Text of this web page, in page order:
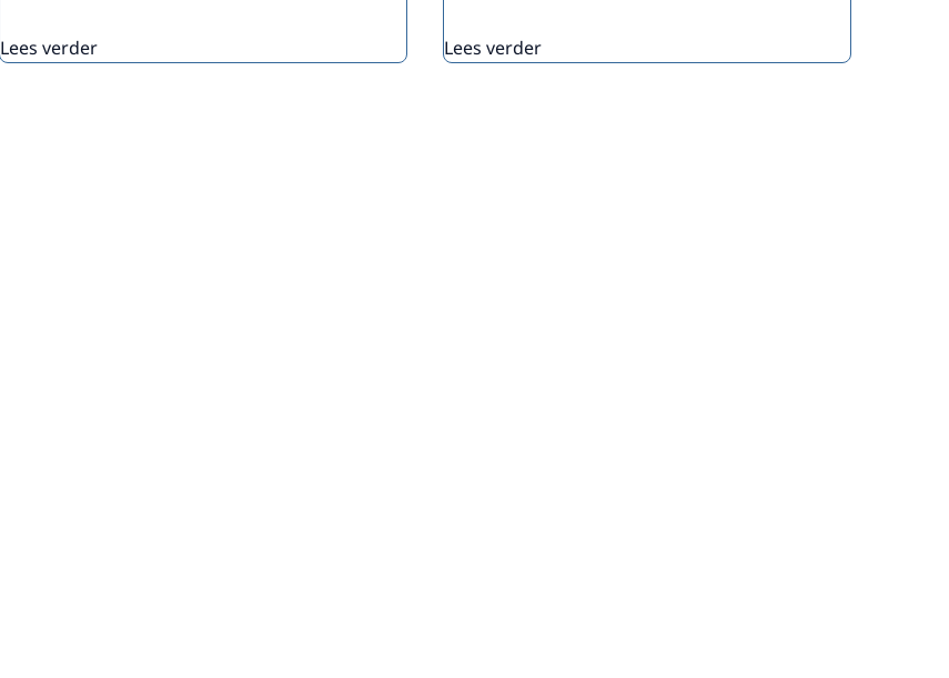
Lees verder Lees verder